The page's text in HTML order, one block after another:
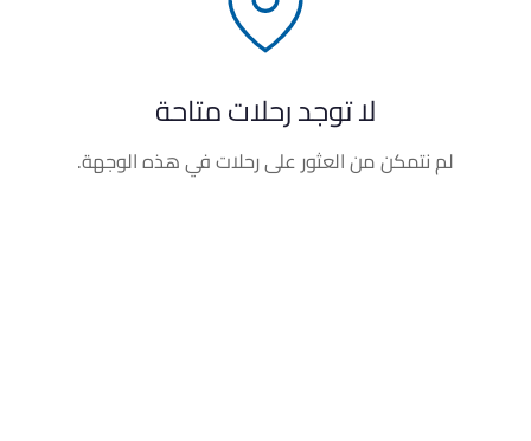
لا توجد رحلات متاحة
لم نتمكن من العثور على رحلات في هذه الوجهة.